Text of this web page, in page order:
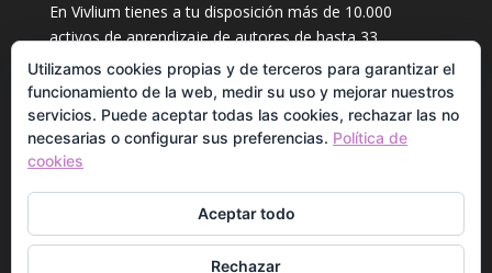
En Vivlium tienes a tu disposición más de 10.000
activos de aprendizaje de autores de hasta 33
categorías distintas. Aprende sin límites, y consigue
diplomas.
Registrarme para aprender
Utilizamos cookies propias y de terceros para garantizar el
funcionamiento de la web, medir su uso y mejorar nuestros
servicios. Puede aceptar todas las cookies, rechazar las no
necesarias o configurar sus preferencias. Política de
cookies
Aceptar todo
Rechazar